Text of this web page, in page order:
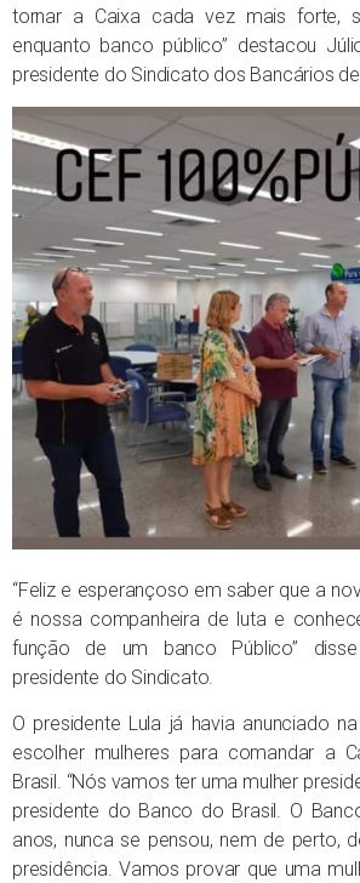
tornar a Caixa cada vez mais forte,
enquanto banco público” destacou
presidente do Sindicato dos Bancários
“Feliz e esperançoso em saber que a
é nossa companheira de luta e
função de um banco Público”
presidente do Sindicato.
O presidente Lula já havia anunciado
escolher mulheres para comandar a
Brasil. “Nós vamos ter uma mulher
presidente do Banco do Brasil. O
anos, nunca se pensou, nem de perto,
presidência. Vamos provar que uma